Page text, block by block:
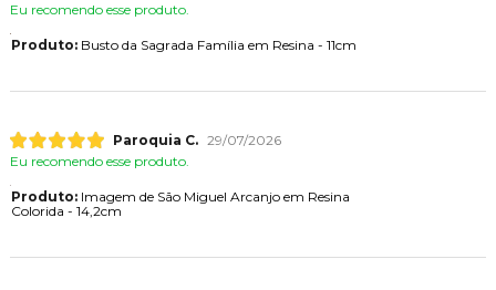
Eu recomendo esse produto.
Produto:Busto da Sagrada Família em Resina - 11cm
Paroquia C. 29/07/2026
Eu recomendo esse produto.
Produto:Imagem de São Miguel Arcanjo em Resina
Colorida - 14,2cm